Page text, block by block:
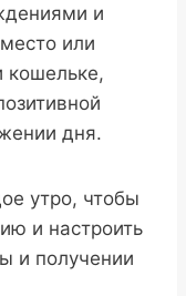
и
или
кошельке,
дня.
утро, чтобы
и настроить
и получении